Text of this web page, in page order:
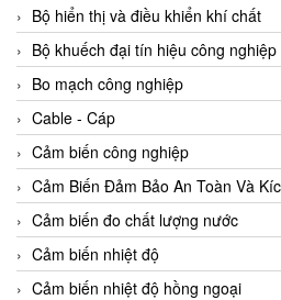
Agate Vietnam
AGR International Vietnam
Aichi Tokei Denki Vietnam
Aii Vietnam
AIKOH
AINUO Vietnam
AIR MAJOR
Aira Euro Automation
Airtac Vietnam
Bộ hiển thị và điều khiển khí chất
Bộ khuếch đại tín hiệu công nghiệp
Bo mạch công nghiệp
Cable - Cáp
Cảm biến công nghiệp
Cảm Biến Đảm Bảo An Toàn Và
Cảm biến đo chất lượng nước
Cảm biến nhiệt độ
Cảm biến nhiệt độ hồng ngoại